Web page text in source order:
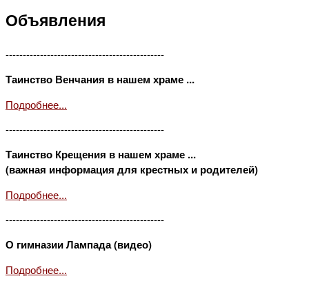
Объявления
----------------------------------------------
Таинство Венчания в нашем храме ...
Подробнее...
----------------------------------------------
Таинство Крещения в нашем храме ...
(важная информация для крестных и родителей)
Подробнее...
----------------------------------------------
О гимназии Лампада (видео)
Подробнее...